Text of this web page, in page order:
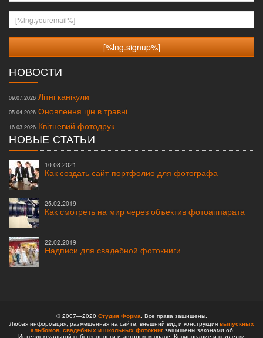
[%lng.youremail%]
НОВОСТИ
09.07.2026 Літні канікули
05.04.2026 Оновлення цін в травні
16.03.2026 Квітневий фотодрук
НОВЫЕ СТАТЬИ
10.08.2021
Как создать сайт-портфолио для фотографа
25.02.2019
Как смотреть на мир через объектив фотоаппарата
22.02.2019
Надписи для свадебной фотокниги
© 2007—2020 Студия Форма. Все права защищены.
Любая информация, размещенная на сайте, внешний вид и конструкция выпускных
альбомов, свадебных и школьных фотокнигзащищены законами об